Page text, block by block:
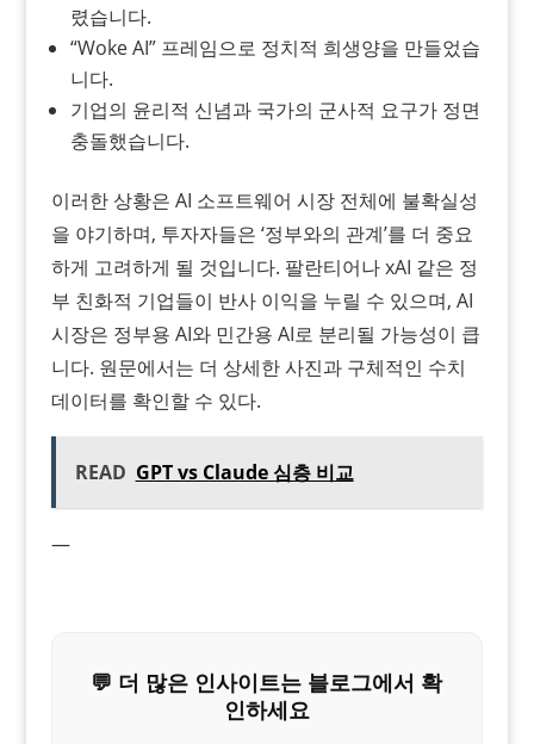
렸습니다.
“Woke AI” 프레임으로 정치적 희생양을 만들었습
니다.
기업의 윤리적 신념과 국가의 군사적 요구가 정면
충돌했습니다.
이러한 상황은 AI 소프트웨어 시장 전체에 불확실성
을 야기하며, 투자자들은 ‘정부와의 관계’를 더 중요
하게 고려하게 될 것입니다. 팔란티어나 xAI 같은 정
부 친화적 기업들이 반사 이익을 누릴 수 있으며, AI
시장은 정부용 AI와 민간용 AI로 분리될 가능성이 큽
니다. 원문에서는 더 상세한 사진과 구체적인 수치
데이터를 확인할 수 있다.
READ GPT vs Claude 심층 비교
—
💬 더 많은 인사이트는 블로그에서 확
인하세요